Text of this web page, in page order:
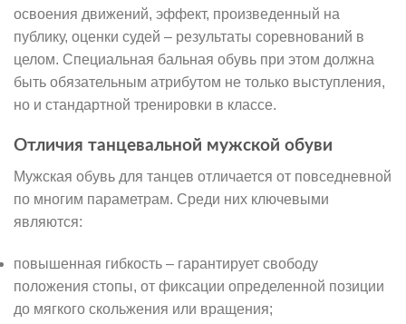
освоения движений, эффект, произведенный на
публику, оценки судей – результаты соревнований в
целом. Специальная бальная обувь при этом должна
быть обязательным атрибутом не только выступления,
но и стандартной тренировки в классе.
Отличия танцевальной мужской обуви
Мужская обувь для танцев отличается от повседневной
по многим параметрам. Среди них ключевыми
являются:
повышенная гибкость – гарантирует свободу
положения стопы, от фиксации определенной позиции
до мягкого скольжения или вращения;